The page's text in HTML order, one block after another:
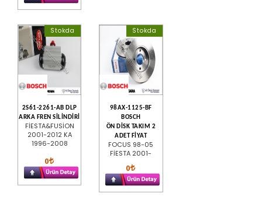
Stokda
2S61-2261-AB DLP
ARKA FREN SİLİNDİRİ
FİESTA&FUSİON
2001-2012 KA
1996-2008
0
Stokda
98AX-1125-BF
BOSCH
ÖN DİSK TAKIM 2
ADET FİYAT
FOCUS 98-05
FİESTA 2001-
0